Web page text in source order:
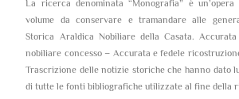
La ricerca denominata “Monografia” è
volume da conservare e tramandare alle
Storica Araldica Nobiliare della Casata.
nobiliare concesso – Accurata e fedele
Trascrizione delle notizie storiche che hanno dato
di tutte le fonti bibliografiche utilizzate al fine della